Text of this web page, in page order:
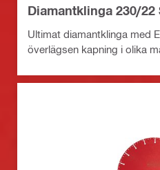
Diamantklinga 230/22
Ultimat diamantklinga med
överlägsen kapning i olika